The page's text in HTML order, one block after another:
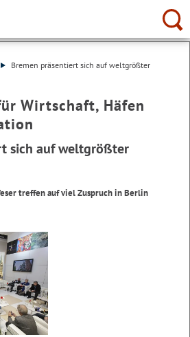
Bremen präsentiert sich auf weltgrößter
Wirtschaft, Häfen
sich auf weltgrößter
treffen auf viel Zuspruch in Berlin